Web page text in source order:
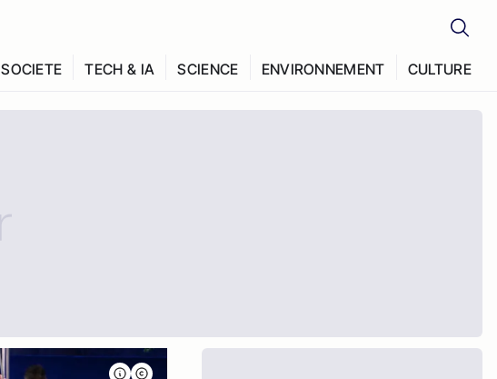
SOCIETE TECH & IA SCIENCE ENVIRONNEMENT CULTURE